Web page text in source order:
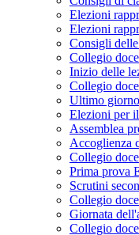
Elezioni
Elezioni
Consigli
Collegio
Inizio delle
Collegio
Ultimo
Elezioni per
Assemblea
Accoglienza
Collegio
Prima prova
Scrutini
Collegio
Giornata
Collegio